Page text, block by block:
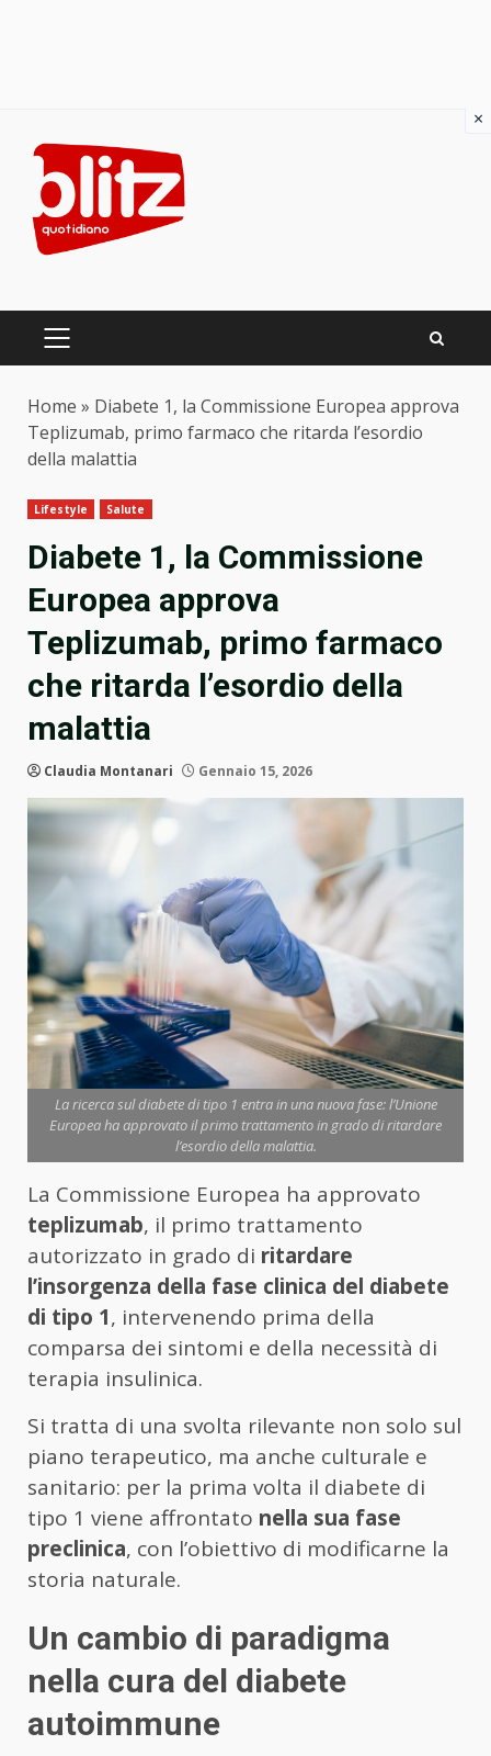
content
PRIMARY
Home » Diabete 1, la Commissione Europea approva
Teplizumab, primo farmaco che ritarda l’esordio
della malattia
Lifestyle Salute
Diabete 1, la Commissione
Europea approva
Teplizumab, primo farmaco
che ritarda l’esordio della
malattia
Claudia Montanari Gennaio 15, 2026
La ricerca sul diabete di tipo 1 entra in una nuova fase: l’Unione
Europea ha approvato il primo trattamento in grado di ritardare
l’esordio della malattia.
La Commissione Europea ha approvato
teplizumab, il primo trattamento
autorizzato in grado di ritardare
l’insorgenza della fase clinica del diabete
di tipo 1, intervenendo prima della
comparsa dei sintomi e della necessità di
terapia insulinica.
Si tratta di una svolta rilevante non solo sul
piano terapeutico, ma anche culturale e
sanitario: per la prima volta il diabete di
tipo 1 viene affrontato nella sua fase
preclinica, con l’obiettivo di modificarne la
storia naturale.
Un cambio di paradigma
nella cura del diabete
autoimmune
×